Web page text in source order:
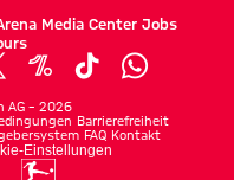
Media Center Jobs
AG – 2026
Barrierefreiheit
FAQ Kontakt
Einstellungen